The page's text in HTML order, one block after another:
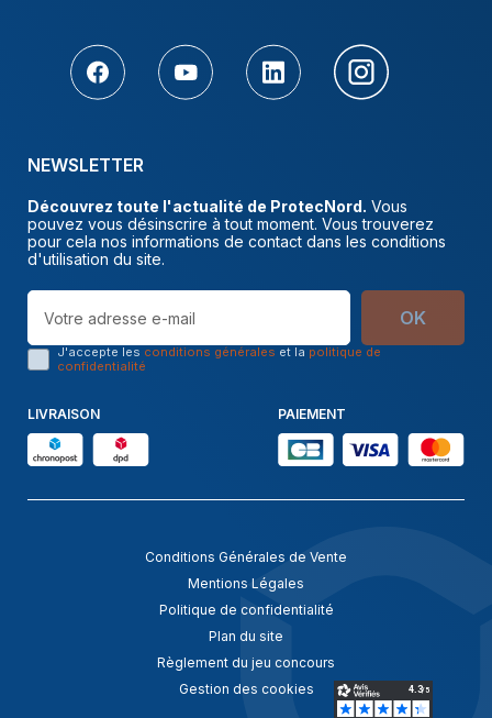
NEWSLETTER
Découvrez toute l'actualité de ProtecNord. Vous
pouvez vous désinscrire à tout moment. Vous trouverez
pour cela nos informations de contact dans les conditions
d'utilisation du site.
OK
J'accepte les conditions générales et la politique de
confidentialité
LIVRAISON PAIEMENT
Conditions Générales de Vente
Mentions Légales
Politique de confidentialité
Plan du site
Règlement du jeu concours
Gestion des cookies